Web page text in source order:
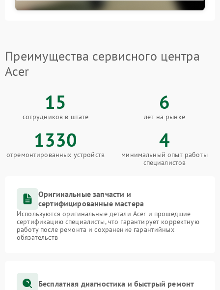
Преимущества сервисного центра
Acer
15
сотрудников в штате
6
лет на рынке
1330
отремонтированных устройств
4
минимальный опыт работы
специалистов
Оригинальные запчасти и
сертифицированные мастера
Используются оригинальные детали Acer и прошедшие
сертификацию специалисты, что гарантирует корректную
работу после ремонта и сохранение гарантийных
обязательств
Бесплатная диагностика и быстрый ремонт